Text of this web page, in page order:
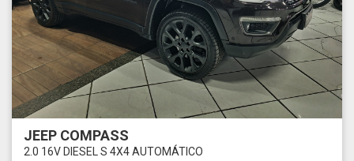
JEEP COMPASS
2.0 16V DIESEL S 4X4 AUTOMÁTICO